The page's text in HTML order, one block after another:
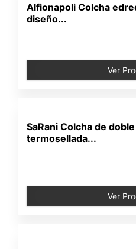
Alfionapoli Colcha
diseño...
Ver
SaRani Colcha de
termosellada...
Ver